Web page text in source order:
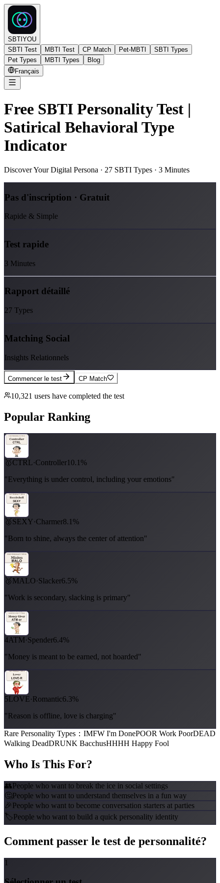
SBTIYOU
SBTI Test
MBTI Test CP Match Pet-MBTI
SBTI Types
Pet Types
MBTI Types
Blog
Français
Free SBTI Personality Test |
Satirical Behavioral Type
Indicator
Discover Your Digital Persona · 27 SBTI Types · 3 Minutes
Pas d'inscription · Gratuit
Rapide & Simple
Test rapide
3 Minutes
Rapport détaillé
27 Types
Matching Social
Insights Relationnels
Commencer le test CP Match
10,321 users have completed the test
Popular Ranking
🥇CTRL·Controller10.1%
"Everything is under control, including your emotions"
🥈SEXY·Charmer8.1%
"Born to shine, always the center of attention"
🥉MALO·Slacker6.5%
"Work is secondary, slacking is primary"
4ATM·Spender6.4%
"Money is meant to be earned, not hoarded"
5LOVE·Romantic6.3%
"Reason is offline, love is charging"
Rare Personality Types ： IMFW I'm DonePOOR Work PoorDEAD
Walking DeadDRUNK BacchusHHHH Happy Fool
Who Is This For?
👥People who want to break the ice in social settings
🤔People who want to understand themselves in a fun way
🎉People who want to become conversation starters at parties
🏷️People who want to build a quick personality identity
Comment passer le test de personnalité?
1